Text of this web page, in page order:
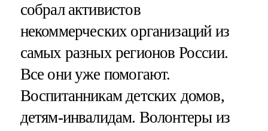
собрал активистов
некоммерческих организаций из
самых разных регионов России.
Все они уже помогают.
Воспитанникам детских домов,
детям-инвалидам. Волонтеры из